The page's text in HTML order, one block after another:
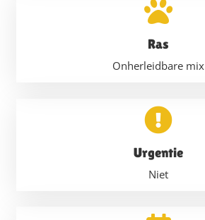
Ras
Onherleidbare mix
Urgentie
Niet